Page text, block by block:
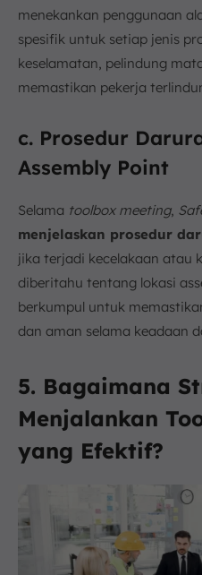
menekankan penggunaan
spesifik untuk setiap jenis
keselamatan, pelindung
memastikan pekerja
c. Prosedur
Assembly Point
Selama toolbox meeting,
menjelaskan prosedur
jika terjadi kecelakaan atau
diberitahu tentang lokasi
berkumpul untuk
dan aman selama keadaan
5. Bagaimana
Menjalankan
yang Efektif?